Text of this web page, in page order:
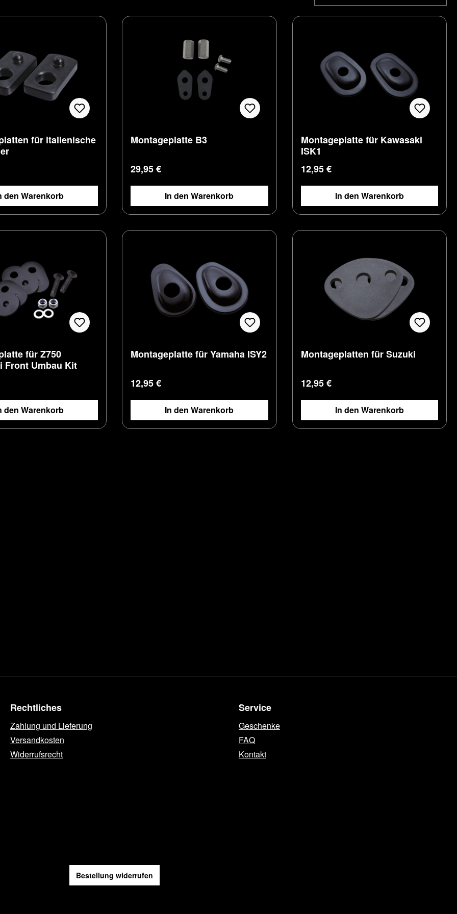
für italienische
den Warenkorb
Montageplatte B3
Regulärer Preis:
29,95 €
In den Warenkorb
Montageplatte für Kawasaki
ISK1
Regulärer Preis:
12,95 €
In den Warenkorb
für Z750
Front Umbau Kit
den Warenkorb
Montageplatte für Yamaha ISY2
Regulärer Preis:
12,95 €
In den Warenkorb
Montageplatten für Suzuki
Regulärer Preis:
12,95 €
In den Warenkorb
Rechtliches
Zahlung und Lieferung
Versandkosten
Widerrufsrecht
Service
Geschenke
FAQ
Kontakt
Bestellung widerrufen